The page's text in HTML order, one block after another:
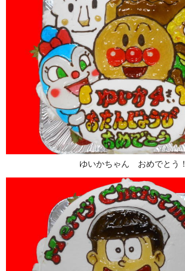
ゆいかちゃん おめでとう！